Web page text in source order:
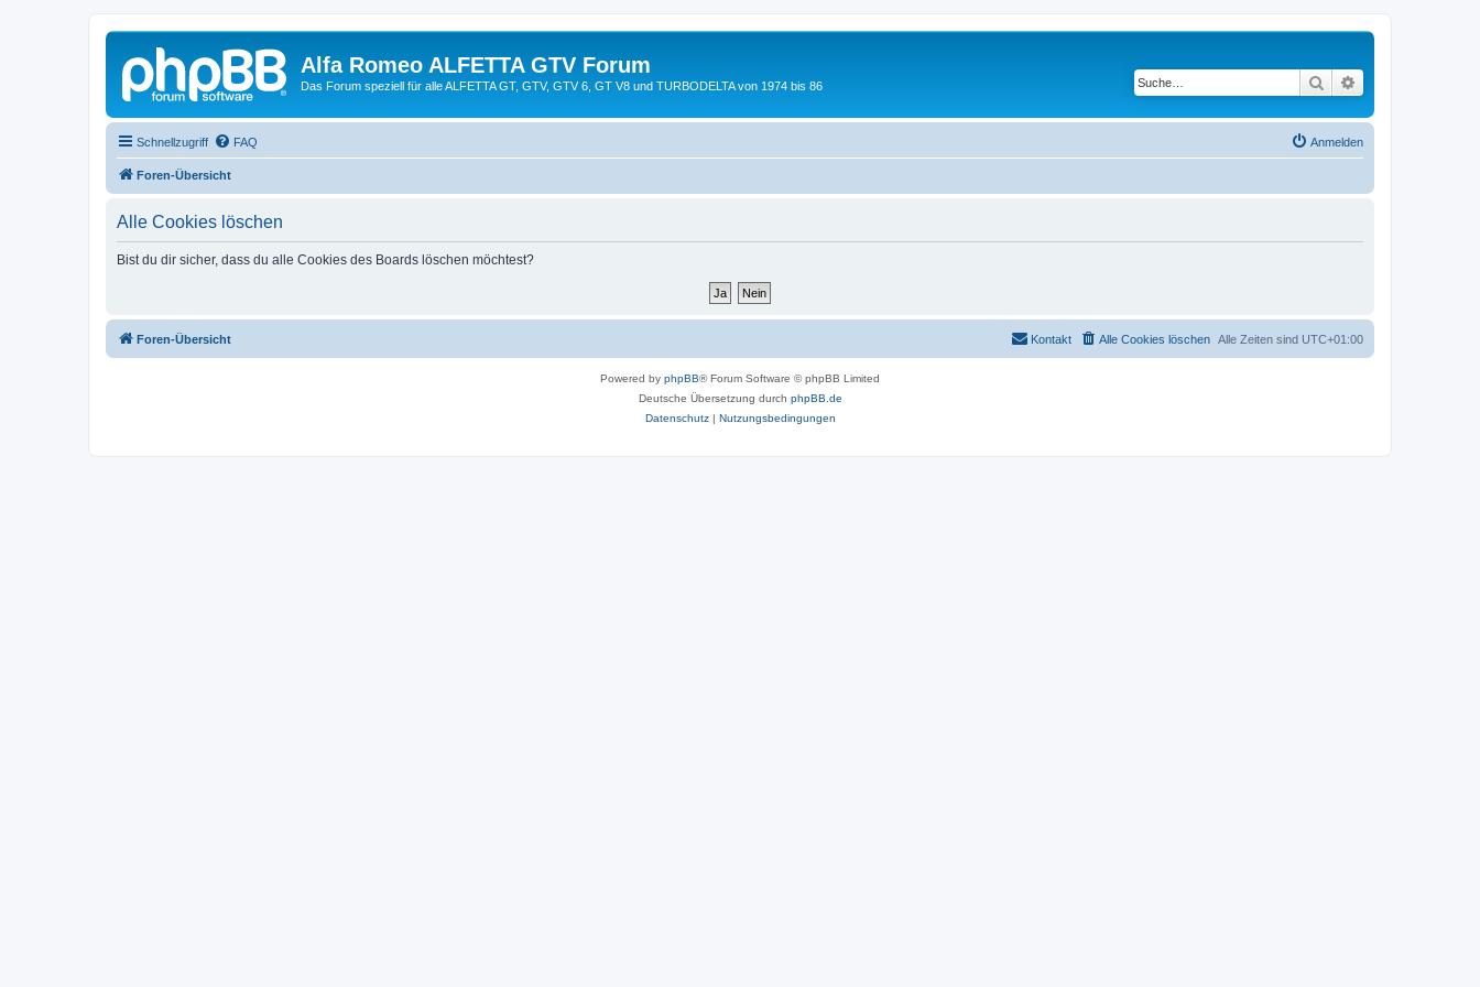
Alfa Romeo ALFETTA GTV Forum
Das Forum speziell für alle ALFETTA GT, GTV, GTV 6, GT V8 und TURBODELTA von 1974 bis 86 Suche
Schnellzugriff FAQ Anmelden
Foren-Übersicht
Alle Cookies löschen
Bist du dir sicher, dass du alle Cookies des Boards löschen möchtest?
Foren-Übersicht Alle Zeiten sind UTC+01:00
Alle Cookies löschen
Kontakt
Powered by phpBB® Forum Software © phpBB Limited
Deutsche Übersetzung durch phpBB.de
Datenschutz| Nutzungsbedingungen